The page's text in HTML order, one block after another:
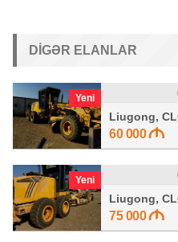
DIGƏR ELANLAR
Yeni
Liugong,
60 000
Yeni
Liugong,
75 000